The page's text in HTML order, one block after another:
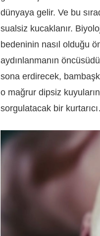
dünyaya gelir. Ve bu
sualsiz kucaklanır.
bedeninin nasıl olduğu
aydınlanmanın
sona erdirecek,
o mağrur dipsiz
sorgulatacak bir